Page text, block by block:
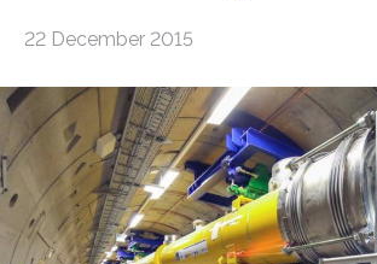
22 December 2015